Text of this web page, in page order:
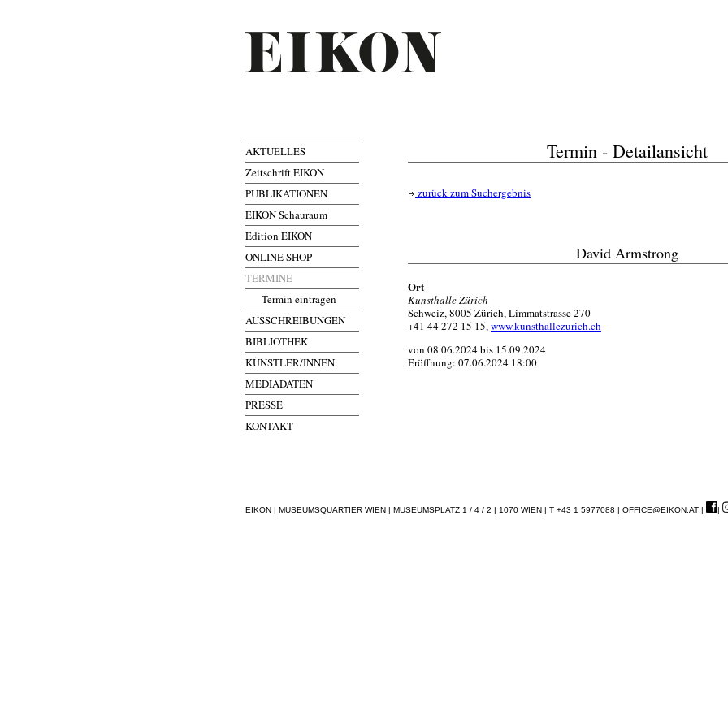
AKTUELLES
Zeitschrift EIKON
PUBLIKATIONEN
EIKON Schauraum
Edition EIKON
ONLINE SHOP
TERMINE
Termin eintragen
AUSSCHREIBUNGEN
BIBLIOTHEK
KÜNSTLER/INNEN
MEDIADATEN
PRESSE
KONTAKT
Termin - Detailansicht
zurück zum Suchergebnis
David Armstrong
Ort
Kunsthalle Zürich
Schweiz, 8005 Zürich, Limmatstrasse 270
+41 44 272 15 15,www.kunsthallezurich.ch
von 08.06.2024 bis 15.09.2024
Eröffnung: 07.06.2024 18:00
EIKON | MUSEUMSQUARTIER WIEN | MUSEUMSPLATZ 1 / 4 / 2 | 1070 WIEN | T +43 1 5977088 | OFFICE@EIKON.AT | |